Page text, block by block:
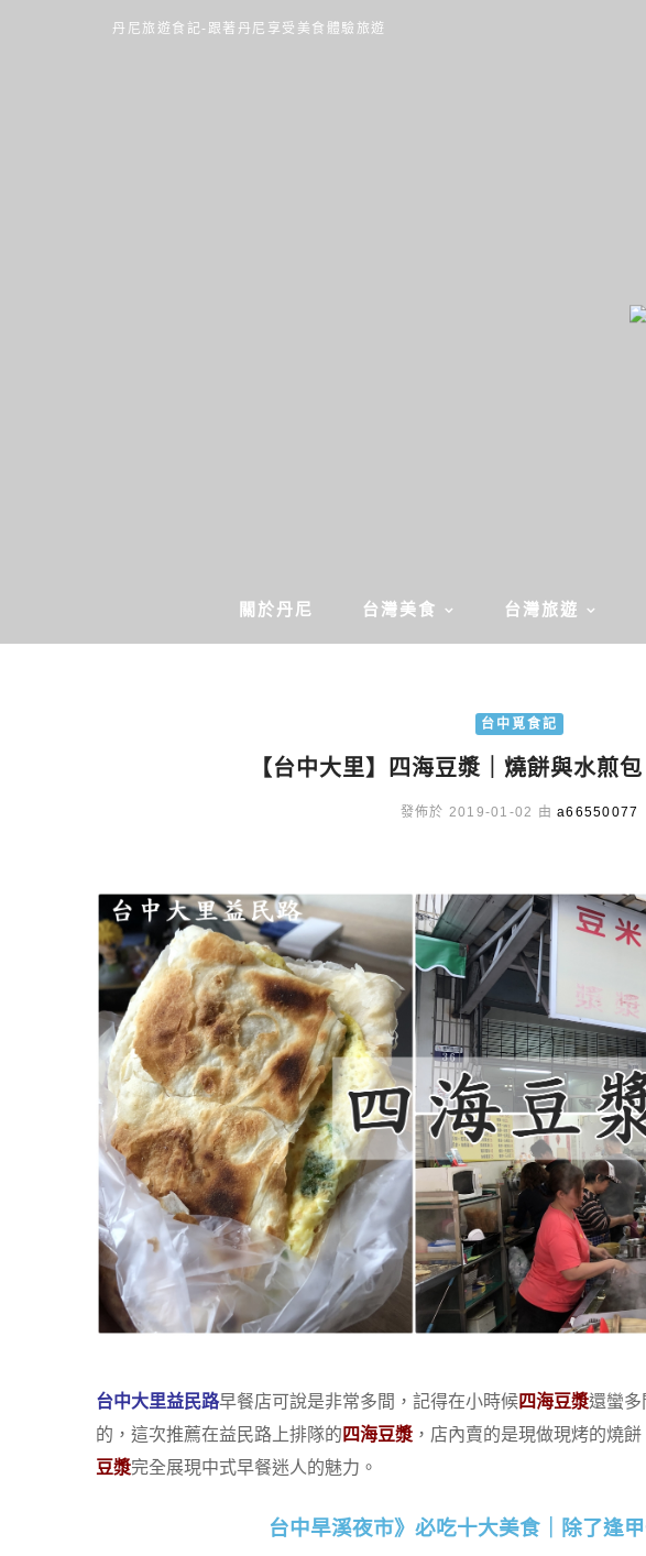
丹尼旅遊食記-跟著丹尼享受美食體驗旅遊
關於丹尼 台灣美食 台灣旅遊
台中覓食記
【台中大里】四海豆漿｜燒餅與水煎
發佈於 2019-01-02 由 a66550077
台中大里益民路早餐店可說是非常多間，記得在小時候四海豆漿還蠻多
的，這次推薦在益民路上排隊的 四海豆漿 ，店內賣的是現做現烤的燒
豆漿完全展現中式早餐迷人的魅力。
台中旱溪夜市》必吃十大美食｜除了逢